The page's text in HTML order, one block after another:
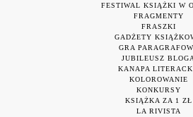
FESTIWAL KSIĄŻKI W
FRAGMENTY
FRASZKI
GADŻETY
GRA
JUBILEUSZ
KANAPA
KOLOROWANIE
KONKURSY
KSIĄŻKA ZA 1 ZŁ
LA RIVISTA